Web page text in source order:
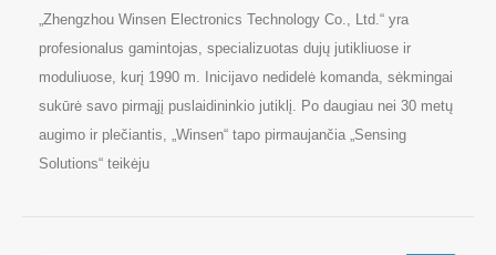
„Zhengzhou Winsen Electronics Technology Co., Ltd.“ yra
profesionalus gamintojas, specializuotas dujų jutikliuose ir
moduliuose, kurį 1990 m. Inicijavo nedidelė komanda, sėkmingai
sukūrė savo pirmąjį puslaidininkio jutiklį. Po daugiau nei 30 metų
augimo ir plečiantis, „Winsen“ tapo pirmaujančia „Sensing
Solutions“ teikėju
Susisiekite su mumis
Adresas : Nr.299 Jinsuo Road, Nacionalinė aukštųjų technologijų zona,
:0086-371-67169097